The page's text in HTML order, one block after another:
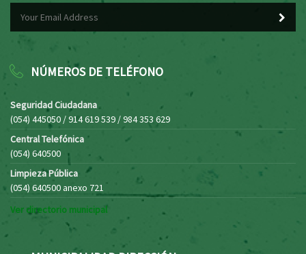
NÚMEROS DE TELÉFONO
Seguridad Ciudadana
(054) 445050 / 914 619 539 / 984 353 629
Central Telefónica
(054) 640500
Limpieza Pública
(054) 640500 anexo 721
Ver directorio municipal